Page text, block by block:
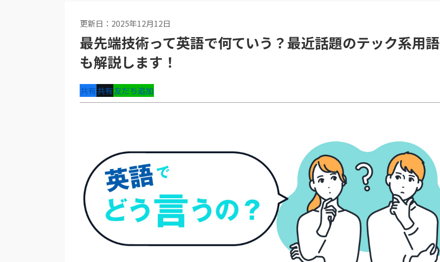
更新日：2025年12月12日
最先端技術って英語で何ていう？最近話題のテック系用語
も解説します！
共有共有友だち追加